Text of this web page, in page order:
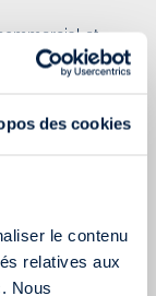
des cookies
le contenu
relatives aux
Nous
et
gratuites
vos
and Dropsont